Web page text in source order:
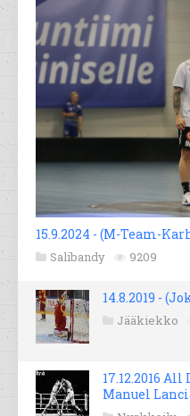
15.9.2024 - (M-Team-
Salibandy 9209
14.8.2019 -
Jääkiekko
17.12.2016
Manuel